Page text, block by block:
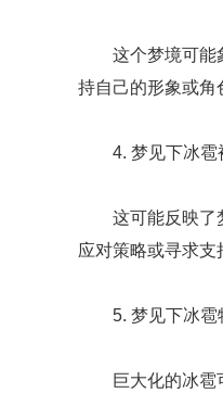
这个梦境可能
持自己的形象或角
4. 梦见下冰雹
这可能反映了
应对策略或寻求支
5. 梦见下冰雹
巨大化的冰